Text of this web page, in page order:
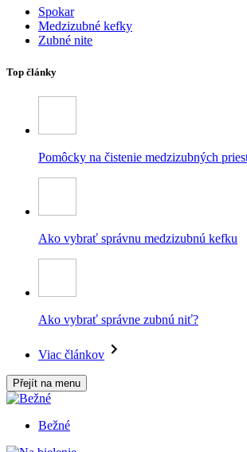
Spokar
Medzizubné kefky
Zubné nite
Top články
Pomôcky na čistenie medzizubných
Ako vybrať správnu medzizubnú kefku
Ako vybrať správne zubnú niť?
Viac článkov
Přejít na menu
Bežné